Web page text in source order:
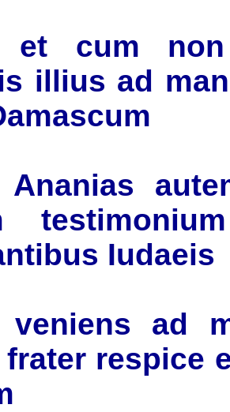
et cum
illius ad
Ananias
Iudaeis
veniens ad
frater respice